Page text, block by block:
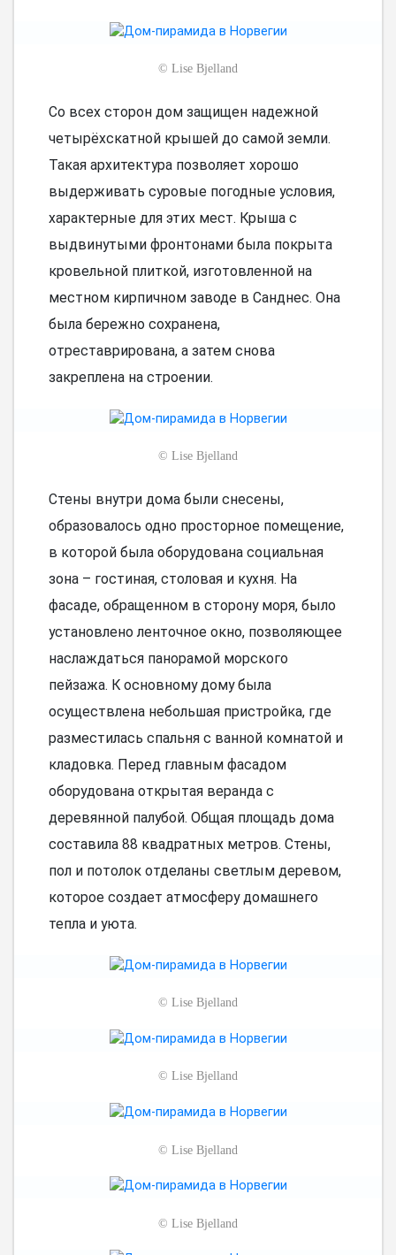
© Lise Bjelland
Со всех сторон дом защищен надежной
четырёхскатной крышей до самой земли.
Такая архитектура позволяет хорошо
выдерживать суровые погодные условия,
характерные для этих мест. Крыша с
выдвинутыми фронтонами была покрыта
кровельной плиткой, изготовленной на
местном кирпичном заводе в Санднес. Она
была бережно сохранена,
отреставрирована, а затем снова
закреплена на строении.
© Lise Bjelland
Стены внутри дома были снесены,
образовалось одно просторное помещение,
в которой была оборудована социальная
зона – гостиная, столовая и кухня. На
фасаде, обращенном в сторону моря, было
установлено ленточное окно, позволяющее
наслаждаться панорамой морского
пейзажа. К основному дому была
осуществлена небольшая пристройка, где
разместилась спальня с ванной комнатой и
кладовка. Перед главным фасадом
оборудована открытая веранда с
деревянной палубой. Общая площадь дома
составила 88 квадратных метров. Стены,
пол и потолок отделаны светлым деревом,
которое создает атмосферу домашнего
тепла и уюта.
© Lise Bjelland
© Lise Bjelland
© Lise Bjelland
© Lise Bjelland